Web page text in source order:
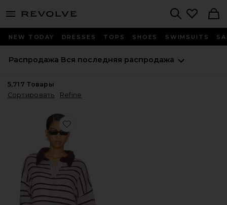
menu - shows more content
NEW TODAY DRESSES TOPS SHOES SWIMSUITS
Распродажа Вся последняя распродажа
5,717 Товары
Сортировать
Refine
Favorite ТОП STORM